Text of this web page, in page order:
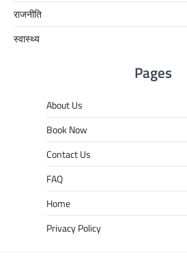
राजनीति
स्वास्थ्य
Pages
About Us
Book Now
Contact Us
FAQ
Home
Privacy Policy